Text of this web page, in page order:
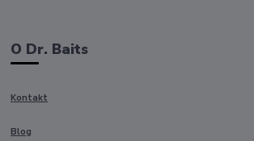
O Dr. Baits
Kontakt
Blog